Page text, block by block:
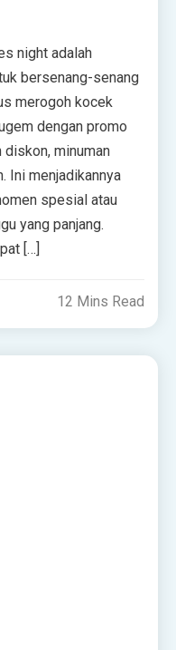
night adalah
bersenang-senang
merogoh kocek
dengan promo
diskon, minuman
Ini menjadikannya
spesial atau
yang panjang.
[…]
12 Mins Read